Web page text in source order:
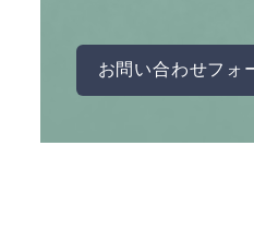
お問い合わせフォ